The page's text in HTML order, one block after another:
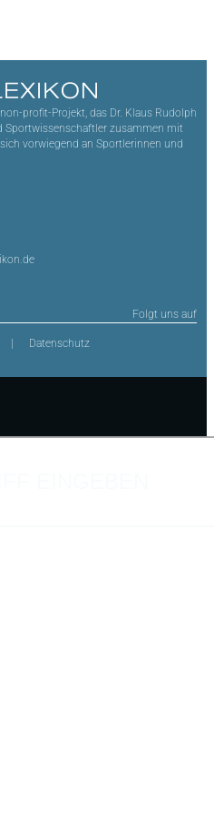
profit-Projekt, das Dr. Klaus Rudolph
Sportwissenschaftler zusammen mit
vorwiegend an Sportlerinnen und
Folgt uns auf
Datenschutz